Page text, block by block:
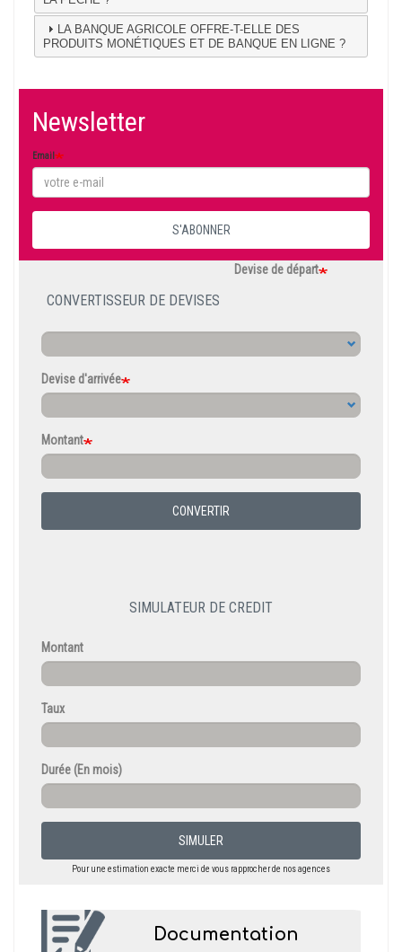
LA BANQUE AGRICOLE OFFRE-T-ELLE DES
PRODUITS MONÉTIQUES ET DE BANQUE EN LIGNE ?
Newsletter
Email
S'ABONNER
CONVERTISSEUR DE DEVISES
Devise de départ
Devise d'arrivée
Montant
CONVERTIR
SIMULATEUR DE CREDIT
Montant
Taux
Durée (En mois)
SIMULER
Pour une estimation exacte merci de vous rapprocher de nos agences
menu- Documentation